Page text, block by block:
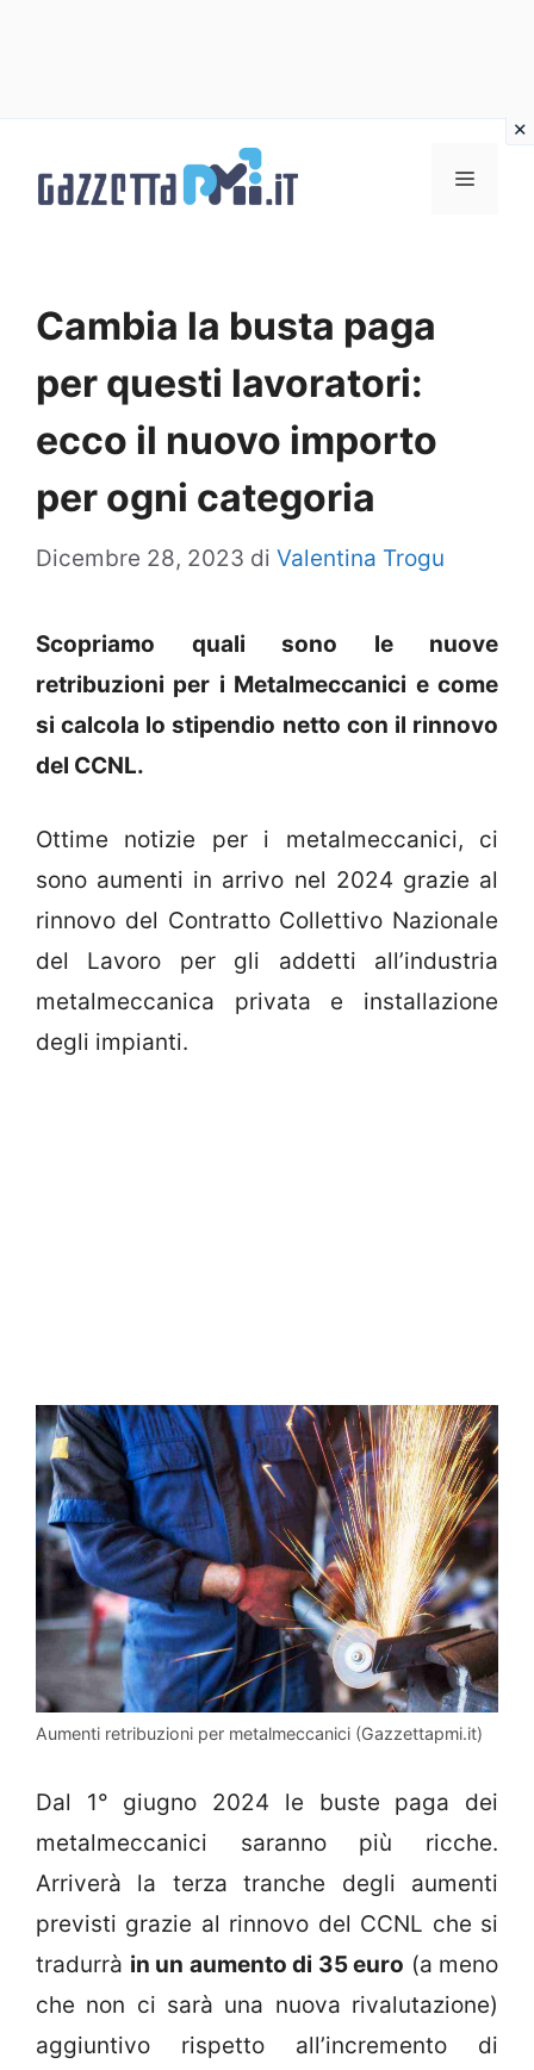
Menu
Cambia la busta paga
per questi lavoratori:
ecco il nuovo importo
per ogni categoria
Dicembre 28, 2023 di Valentina Trogu
Scopriamo quali sono le nuove
retribuzioni per i Metalmeccanici e come
si calcola lo stipendio netto con il rinnovo
del CCNL.
Ottime notizie per i metalmeccanici, ci
sono aumenti in arrivo nel 2024 grazie al
rinnovo del Contratto Collettivo Nazionale
del Lavoro per gli addetti all’industria
metalmeccanica privata e installazione
degli impianti.
Aumenti retribuzioni per metalmeccanici (Gazzettapmi.it)
Dal 1° giugno 2024 le buste paga dei
metalmeccanici saranno più ricche.
Arriverà la terza tranche degli aumenti
previsti grazie al rinnovo del CCNL che si
tradurrà in un aumento di 35 euro (a meno
che non ci sarà una nuova rivalutazione)
aggiuntivo rispetto all’incremento di